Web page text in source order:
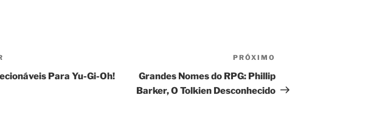
Para Yu-Gi-Oh!
post
PRÓXIMO
Grandes Nomes do RPG: Phillip
Barker, O Tolkien Desconhecido